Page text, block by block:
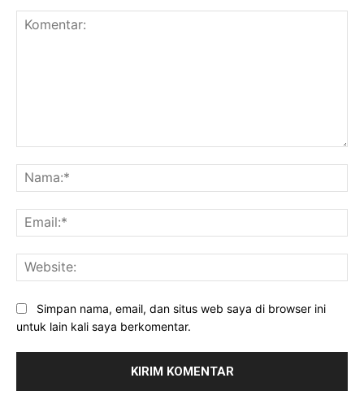
Simpan nama, email, dan situs web saya di browser ini
untuk lain kali saya berkomentar.